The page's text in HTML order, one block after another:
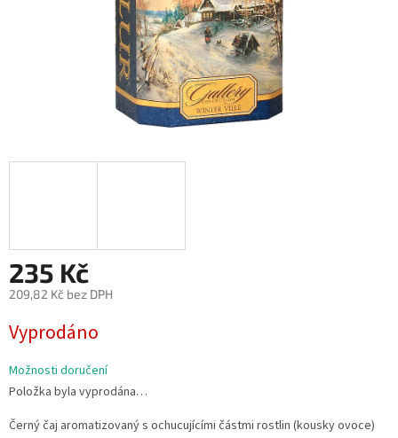
235 Kč
209,82 Kč bez DPH
cena:
Vyprodáno
Možnosti doručení
Položka byla vyprodána…
Černý čaj aromatizovaný s ochucujícími částmi rostlin (kousky ovoce)